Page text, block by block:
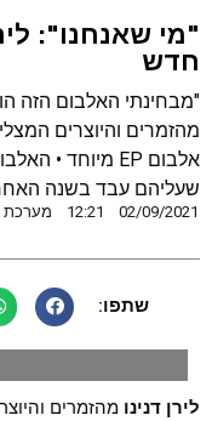
"מי שאנחנו":
חדש
"מבחינתי האלבום הזה
מהזמרים והיוצרים
שעליהם עבד בשנה
02/09/2021
12:21 מערכת
שתפו:
לירן דנינו מהזמרים